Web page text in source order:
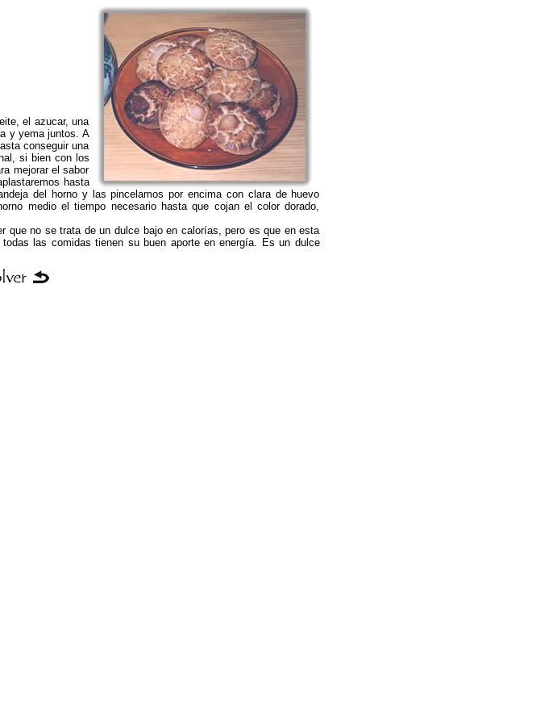
el azucar, una
y yema juntos. A
conseguir una
si bien con los
mejorar el sabor
hasta
del horno y las pincelamos por encima con clara de huevo
medio el tiempo necesario hasta que cojan el color dorado,
que no se trata de un dulce bajo en calorías, pero es que en esta
las comidas tienen su buen aporte en energía. Es un dulce